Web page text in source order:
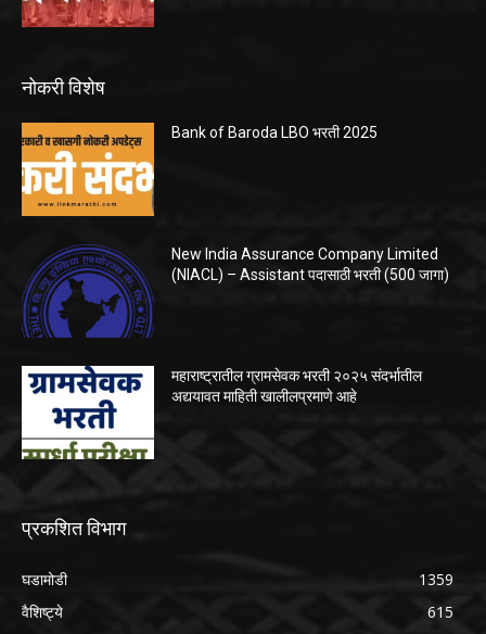
नोकरी विशेष
Bank of Baroda LBO भरती 2025
New India Assurance Company Limited
(NIACL) – Assistant पदासाठी भरती (500 जागा)
महाराष्ट्रातील ग्रामसेवक भरती २०२५ संदर्भातील
अद्ययावत माहिती खालीलप्रमाणे आहे
प्रकशित विभाग
घडामोडी
1359
वैशिष्ट्ये
615